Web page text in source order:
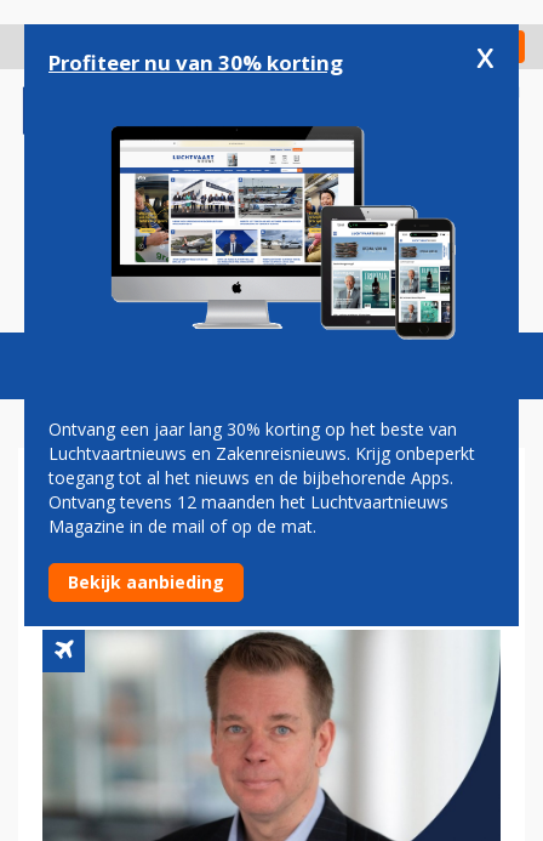
gaan
Check in
Magazine Podcasts Vacatures
AIRBALTIC HAALT EX-SAS-
CFO BINNEN ALS NIEUWE
TOPMAN
Profiteer nu van 30% korting x
Ontvang een jaar lang 30% korting op het beste van
Luchtvaartnieuws en Zakenreisnieuws. Krijg onbeperkt
toegang tot al het nieuws en de bijbehorende Apps.
Ontvang tevens 12 maanden het Luchtvaartnieuws
Magazine in de mail of op de mat.
Bekijk aanbieding